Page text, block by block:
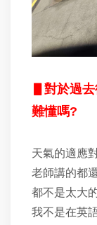
對於過
難懂嗎?
天氣的適應
老師講的都
都不是太大
我不是在英